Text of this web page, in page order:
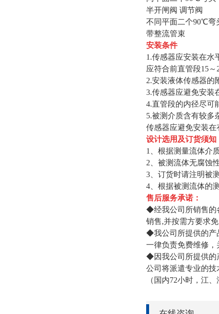
半开闸阀 调节阀
不同平面二个90℃弯
带整流管束
安装条件
1.传感器应安装在水
应符合前直管段15
2.安装液体传感器的
3.传感器应避免安装
4.直管段的内径尽可
5.被测介质含有较多
传感器应避免安装
设计选用及订货须知
1、根据测量流体介
2、被测流体无腐蚀
3、订货时请注明被
4、根据被测流体的
售后服务承诺：
◆经我公司所销售的
销售,并按需方要求
◆我公司所提供的产
一律负责免费维修
◆因我公司所提供的
公司将派遣专业的
（国内72小时，江